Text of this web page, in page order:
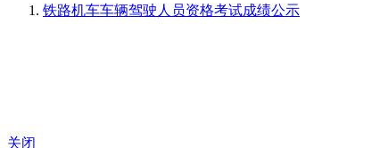
铁路机车车辆驾驶人员资格考试成绩公示
关闭